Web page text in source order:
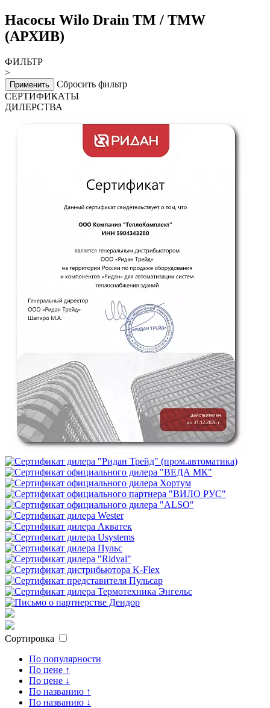
Насосы Wilo Drain TM / TMW
(АРХИВ)
ФИЛЬТР
>
Применить
Сбросить фильтр
СЕРТИФИКАТЫ
ДИЛЕРСТВА
Сортировка
По популярности
По цене ↑
По цене ↓
По названию ↑
По названию ↓